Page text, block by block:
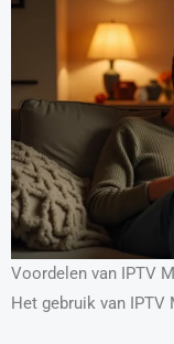
Voordelen van IPTV
Het gebruik van IPTV